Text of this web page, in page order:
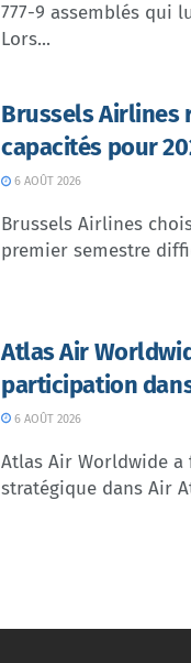
777-9 assemblés qui
Lors...
Brussels Airlines
capacités pour
6 AOÛT 2026
Brussels Airlines
premier semestre
Atlas Air
participation
6 AOÛT 2026
Atlas Air Worldwide
stratégique dans Air